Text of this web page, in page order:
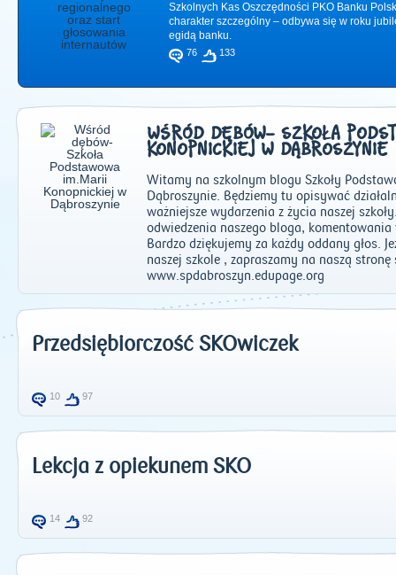
Szkolnych Kas Oszczędności PKO Banku
charakter szczególny – odbywa się w roku
egidą banku.
76 133
WŚRÓD DĘBÓW- SZKOŁA
KONOPNICKIEJ W DĄBROSZYNIE
Witamy na szkolnym blogu Szkoły
Dąbroszynie. Będziemy tu opisywać
ważniejsze wydarzenia z życia naszej
odwiedzenia naszego bloga,
Bardzo dziękujemy za każdy oddany głos.
naszej szkole , zapraszamy na naszą stronę
www.spdabroszyn.edupage.org
Przedsiębiorczość SKOwiczek
10 97
Lekcja z opiekunem SKO
14 92
2011| 2012|